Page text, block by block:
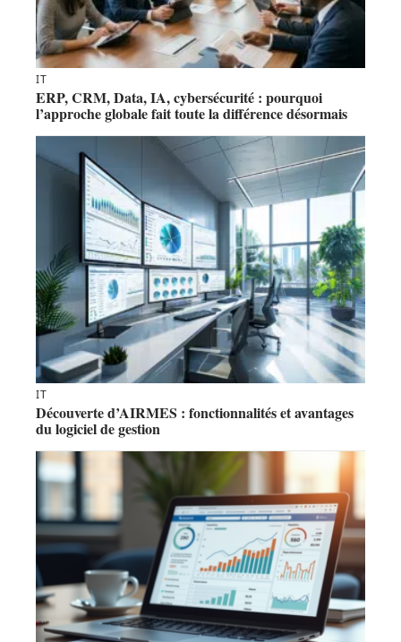
IT
ERP, CRM, Data, IA, cybersécurité : pourquoi
l’approche globale fait toute la différence désormais
IT
Découverte d’AIRMES : fonctionnalités et avantages
du logiciel de gestion